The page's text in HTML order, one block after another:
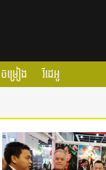
ចម្រៀង វីដេអូ